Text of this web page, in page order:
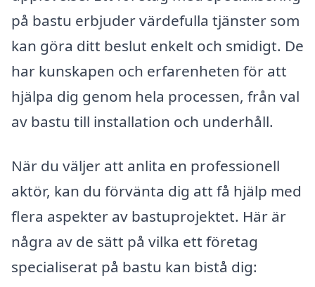
på bastu erbjuder värdefulla tjänster som
kan göra ditt beslut enkelt och smidigt. De
har kunskapen och erfarenheten för att
hjälpa dig genom hela processen, från val
av bastu till installation och underhåll.
När du väljer att anlita en professionell
aktör, kan du förvänta dig att få hjälp med
flera aspekter av bastuprojektet. Här är
några av de sätt på vilka ett företag
specialiserat på bastu kan bistå dig: